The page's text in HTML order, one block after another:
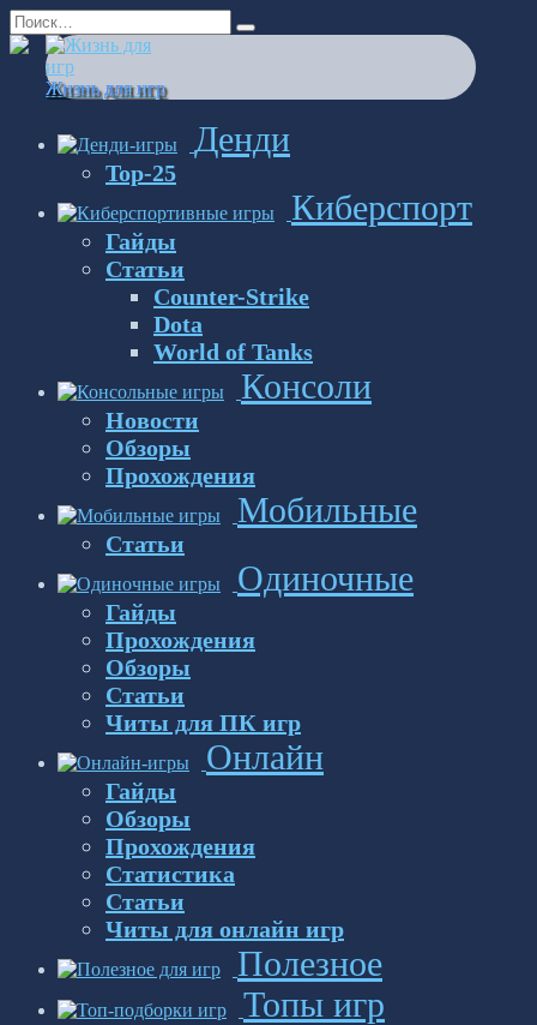
Перейти
к
содержанию
Search
for:
Жизнь для игр
Денди
Top-25
Киберспорт
Гайды
Статьи
Counter-Strike
Dota
World of Tanks
Консоли
Новости
Обзоры
Прохождения
Мобильные
Статьи
Одиночные
Гайды
Прохождения
Обзоры
Статьи
Читы для ПК игр
Онлайн
Гайды
Обзоры
Прохождения
Статистика
Статьи
Читы для онлайн игр
Полезное
Топы игр